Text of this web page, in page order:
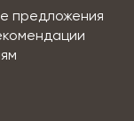
предложения